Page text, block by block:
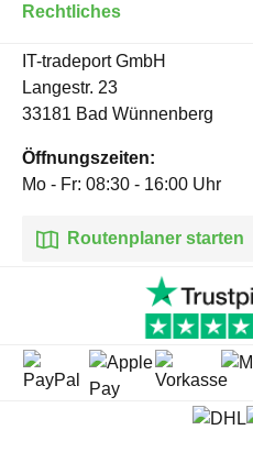
Rechtliches
IT-tradeport GmbH
Langestr. 23
33181 Bad Wünnenberg
Öffnungszeiten:
Mo - Fr: 08:30 - 16:00 Uhr
Routenplaner starten